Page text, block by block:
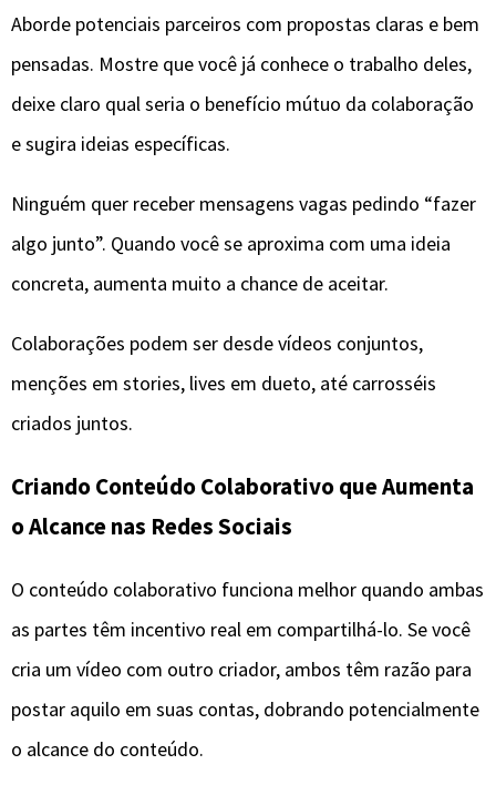
Aborde potenciais parceiros com propostas claras e bem
pensadas. Mostre que você já conhece o trabalho deles,
deixe claro qual seria o benefício mútuo da colaboração
e sugira ideias específicas.
Ninguém quer receber mensagens vagas pedindo “fazer
algo junto”. Quando você se aproxima com uma ideia
concreta, aumenta muito a chance de aceitar.
Colaborações podem ser desde vídeos conjuntos,
menções em stories, lives em dueto, até carrosséis
criados juntos.
Criando Conteúdo Colaborativo que Aumenta
o Alcancenas Redes Sociais
O conteúdo colaborativo funciona melhor quando ambas
as partes têm incentivo real em compartilhá-lo. Se você
cria um vídeo com outro criador, ambos têm razão para
postar aquilo em suas contas, dobrando potencialmente
o alcance do conteúdo.